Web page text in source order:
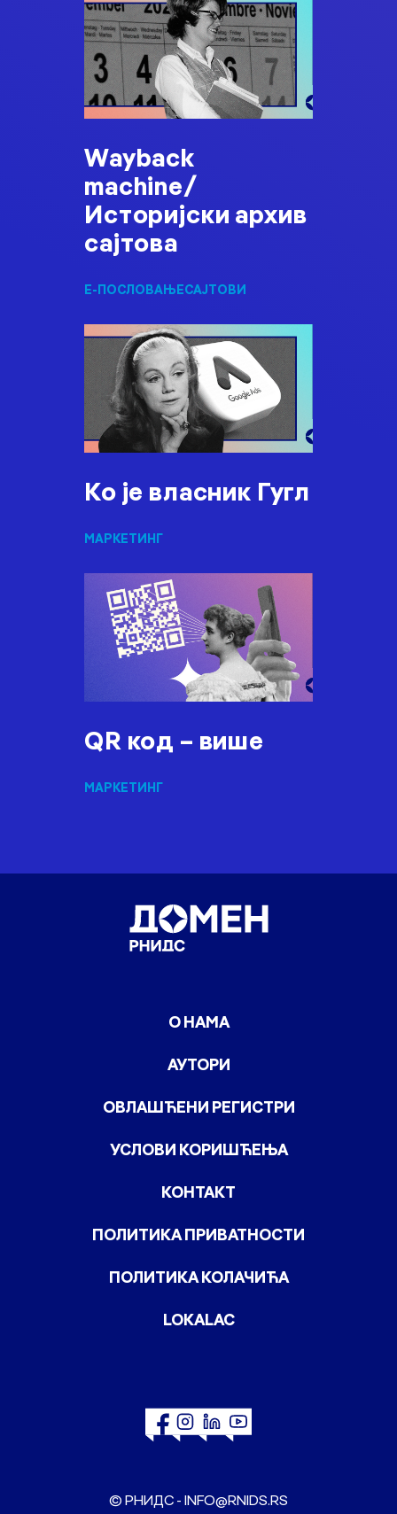
Wayback
machine/
Историјски архив
сајтова
Е-ПОСЛОВАЊЕСАЈТОВИ
Ко је власник Гугл
МАРКЕТИНГ
QR код – више
МАРКЕТИНГ
О НАМА
АУТОРИ
ОВЛАШЋЕНИ РЕГИСТРИ
УСЛОВИ КОРИШЋЕЊА
КОНТАКТ
ПОЛИТИКА ПРИВАТНОСТИ
ПОЛИТИКА КОЛАЧИЋА
LOKALAC
© РНИДС - INFO@RNIDS.RS